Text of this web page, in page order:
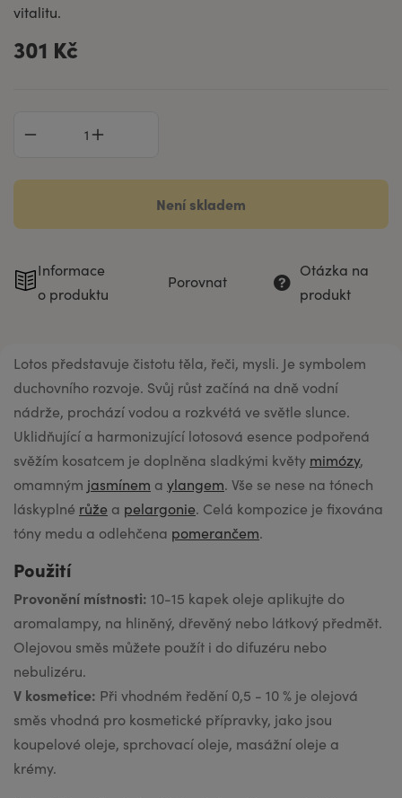
vitalitu.
301 Kč
Není skladem
Informace
o produktu
Porovnat
Otázka na
produkt
Lotos představuje čistotu těla, řeči, mysli. Je symbolem
duchovního rozvoje. Svůj růst začíná na dně vodní
nádrže, prochází vodou a rozkvétá ve světle slunce.
Uklidňující a harmonizující lotosová esence podpořená
svěžím kosatcem je doplněna sladkými květy mimózy,
omamným jasmínem a ylangem. Vše se nese na tónech
láskyplné růže a pelargonie. Celá kompozice je fixována
tóny medu a odlehčena pomerančem.
Použití
Provonění místnosti: 10-15 kapek oleje aplikujte do
aromalampy, na hliněný, dřevěný nebo látkový předmět.
Olejovou směs můžete použít i do difuzéru nebo
nebulizéru.
V kosmetice: Při vhodném ředění 0,5 - 10 % je olejová
směs vhodná pro kosmetické přípravky, jako jsou
koupelové oleje, sprchovací oleje, masážní oleje a
krémy.